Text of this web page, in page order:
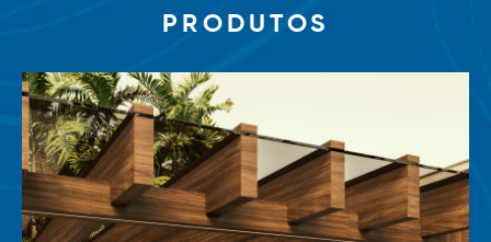
PRODUTOS